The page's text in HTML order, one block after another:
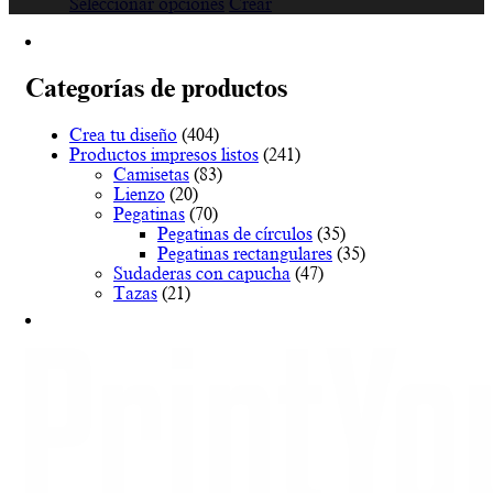
hasta
€81.68
Seleccionar opciones
variantes.
Las
pueden
página
de
producto
Crear
Categorías de productos
Crea tu diseño (404)
Productos impresos listos (241)
Camisetas (83)
Lienzo (20)
Pegatinas (70)
Pegatinas de círculos (35)
Pegatinas rectangulares (35)
Sudaderas con capucha (47)
Tazas (21)